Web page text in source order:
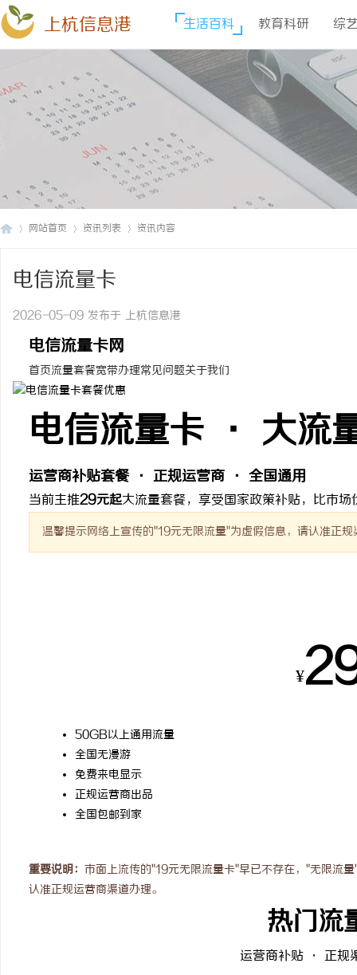
上杭信息港 生活百科 教育科研 综
网站首页 资讯列表 资讯内容
电信流量卡
2026-05-09 发布于 上杭信息港
电信流量卡网
首页流量套餐宽带办理常见问题关于我们
电信流量卡 · 大流
运营商补贴套餐 · 正规运营商 · 全国通用
当前主推29元起大流量套餐，享受国家政策补贴，比市
温馨提示网络上宣传的"19元无限流量"为虚假信息，请认准正规
¥
50GB以上通用流量
全国无漫游
免费来电显示
正规运营商出品
全国包邮到家
重要说明： 市面上流传的"19元无限流量卡"早已不存在，"无限流
认准正规运营商渠道办理。
热门流
运营商补贴 · 正规
汉配眼镜 上海配眼镜